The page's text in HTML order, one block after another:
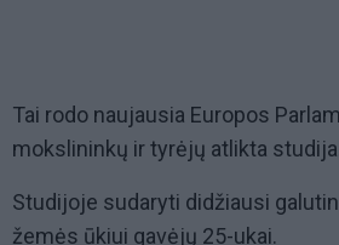
Tai rodo naujausia Europos
mokslininkų ir tyrėjų atlikta
Studijoje sudaryti didžiausi
žemės ūkiui gavėjų 25-ukai.